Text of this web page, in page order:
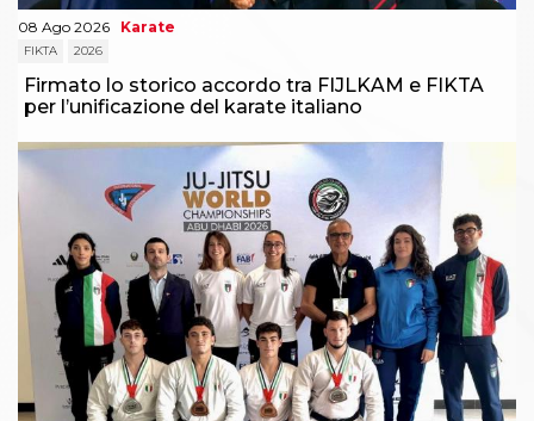
08 Ago 2026 Karate
FIKTA 2026
Firmato lo storico accordo tra FIJLKAM e FIKTA
per l’unificazione del karate italiano